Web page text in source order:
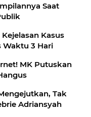
Saat
Kasus
Waktu 3 Hari
MK Putuskan
Tak
Adriansyah